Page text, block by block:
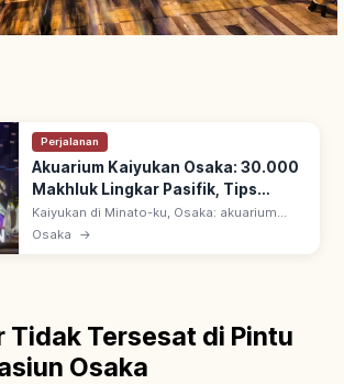
Perjalanan
Akuarium Kaiyukan Osaka: 30.000
Makhluk Lingkar Pasifik, Tips
Berkunjung
Kaiyukan di Minato-ku, Osaka: akuarium
sejak 1990 bertema laut Lingkar Pasifik. 620
Osaka →
Tidak Tersesat di Pintu
Osaka